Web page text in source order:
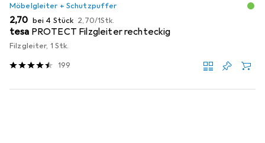
Möbelgleiter + Schutzpuffer
EUR
2,70 bei 4 Stück EUR
2,70/1Stk.
tesa PROTECT Filzgleiter rechteckig
Filzgleiter, 1 Stk.
199